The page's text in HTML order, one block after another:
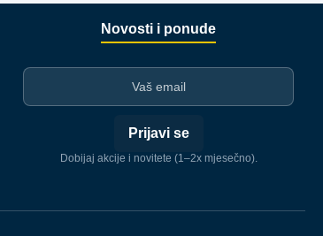
Novosti i ponude
Prijavi se
Dobijaj akcije i novitete (1–2x mjesečno).